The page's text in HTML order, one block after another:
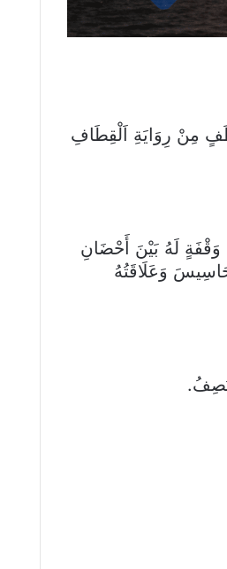
مِنْ رِوَايَةِ اَلْقِطَافِ
لَهُ بَيْنَ أَحْضَانِ
وَعَلَاقَتُهُ
يَصِفُ.